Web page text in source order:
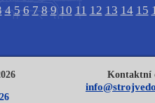
4 5 6 7 8 9 10 11 12 13 14 15
Kontaktní